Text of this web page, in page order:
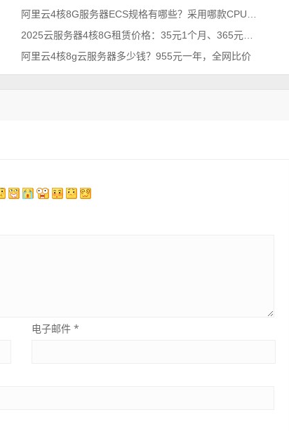
阿里云4核8G服务器ECS规格有哪些？采用哪款CPU型号？性能如何？
2025云服务器4核8G租赁价格：35元1个月、365元一年、1998元3年
阿里云4核8g云服务器多少钱？955元一年，全网比价
电子邮件 *